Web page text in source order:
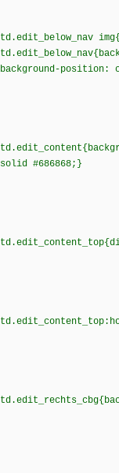
td.edit_below_nav
background-position:
solid #686868;}